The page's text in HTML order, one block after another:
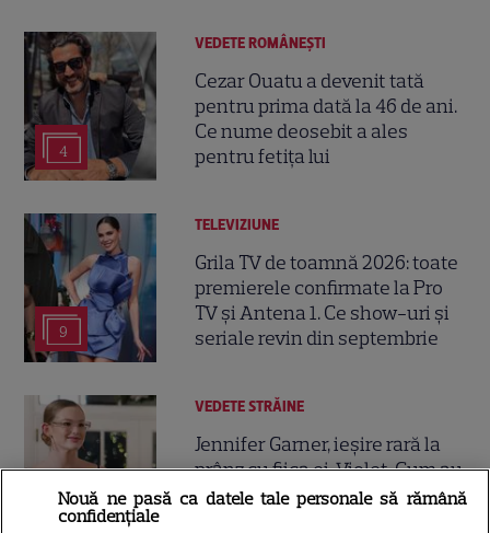
4
VEDETE ROMÂNEŞTI
Cezar Ouatu a devenit tată
pentru prima dată la 46 de ani.
Ce nume deosebit a ales
pentru fetița lui
9
TELEVIZIUNE
Grila TV de toamnă 2026: toate
premierele confirmate la Pro
TV și Antena 1. Ce show-uri și
seriale revin din septembrie
VEDETE STRĂINE
Jennifer Garner, ieșire rară la
prânz cu fiica ei, Violet. Cum au
fost surprinse cele două
Nouă ne pasă ca datele tale personale să rămână
confidențiale